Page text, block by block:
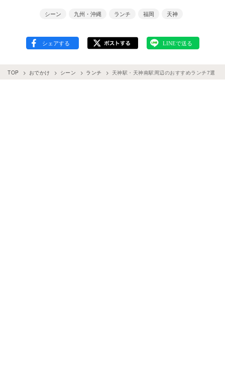
シーン 九州・沖縄 ランチ 福岡 天神
TOP おでかけ シーン ランチ 天神駅・天神南駅周辺のおすすめランチ7選！